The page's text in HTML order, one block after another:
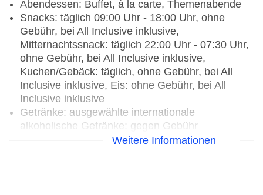
Abendessen: Buffet, à la carte, Themenabende
Snacks: täglich 09:00 Uhr - 18:00 Uhr, ohne
Gebühr, bei All Inclusive inklusive,
Mitternachtssnack: täglich 22:00 Uhr - 07:30 Uhr,
ohne Gebühr, bei All Inclusive inklusive,
Kuchen/Gebäck: täglich, ohne Gebühr, bei All
Inclusive inklusive, Eis: ohne Gebühr, bei All
Inclusive inklusive
Getränke: ausgewählte internationale
alkoholische Getränke: gegen Gebühr
Weihnachtsspecial: Menü, Silvesterspecial: Menü
Weitere Informationen